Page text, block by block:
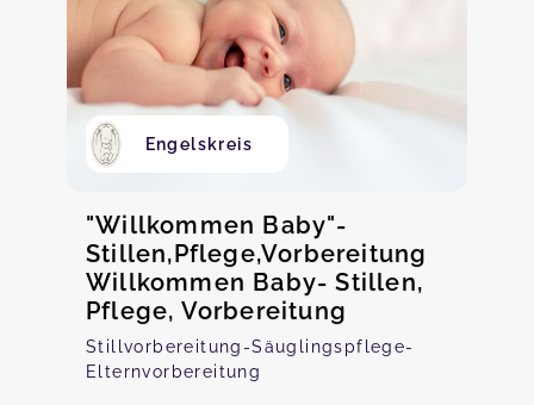
Engelskreis
"Willkommen Baby"-
Stillen,Pflege,Vorbereitung
Willkommen Baby- Stillen,
Pflege, Vorbereitung
Stillvorbereitung-Säuglingspflege-
Elternvorbereitung